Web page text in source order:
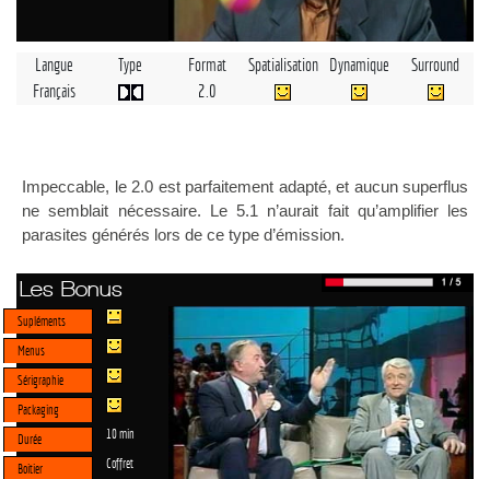
Langue Type Format Spatialisation Dynamique
Surround
Français
2.0
Impeccable, le 2.0 est parfaitement adapté, et aucun superflus
ne semblait nécessaire. Le 5.1 n’aurait fait qu’amplifier les
parasites générés lors de ce type d’émission.
Les Bonus
Supléments
Menus
Sérigraphie
Packaging
Durée
10 min
Boitier Coffret